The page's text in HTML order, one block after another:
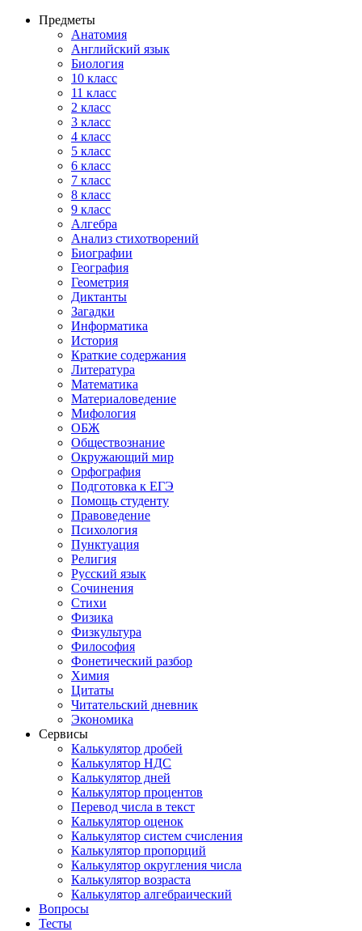
Предметы
Анатомия
Английский язык
Биология
10 класс
11 класс
2 класс
3 класс
4 класс
5 класс
6 класс
7 класс
8 класс
9 класс
Алгебра
Анализ стихотворений
Биографии
География
Геометрия
Диктанты
Загадки
Информатика
История
Краткие содержания
Литература
Математика
Материаловедение
Мифология
ОБЖ
Обществознание
Окружающий мир
Орфография
Подготовка к ЕГЭ
Помощь студенту
Правоведение
Психология
Пунктуация
Религия
Русский язык
Сочинения
Стихи
Физика
Физкультура
Философия
Фонетический разбор
Химия
Цитаты
Читательский дневник
Экономика
Сервисы
Калькулятор дробей
Калькулятор НДС
Калькулятор дней
Калькулятор процентов
Перевод числа в текст
Калькулятор оценок
Калькулятор систем счисления
Калькулятор пропорций
Калькулятор округления числа
Калькулятор возраста
Калькулятор алгебраический
Вопросы
Тесты